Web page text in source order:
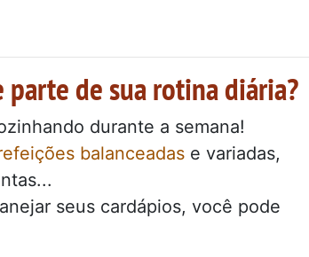
de sua rotina diária?
durante a semana!
balanceadas e variadas,
seus cardápios, você pode